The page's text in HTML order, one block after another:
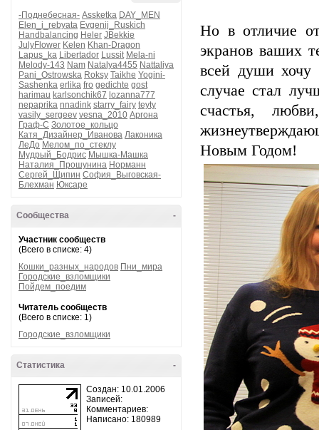
-Поднебесная- Assketka DAY_MEN
Elen_i_rebyata Evgenij_Ruskich
Handbalancing Heler JBekkie
JulyFlower Kelen Khan-Dragon
Lapus_ka Libertador Lussit Mela-ni
Melody-143 Nam Natalya4455 Nattaliya
Pani_Ostrowska Roksy Taikhe Yogini-
Sashenka erlika fro gedichte gost
harimau karlsonchik67 lozanna777
nepaprika nnadink starry_fairy teyty
vasily_sergeev vesna_2010 Аргона
Граф-С Золотое_кольцо
Катя_Дизайнер_Иванова Лаконика
ЛеДо Мелом_по_стеклу
Мудрый_Бодрис Мышка-Машка
Наталия_Прошунина Норманн
Сергей_Щипин София_Выговская-
Блехман Юксаре
-
Сообщества
Участник сообществ
(Всего в списке: 4)
Кошки_разных_народов Пни_мира
Городские_взломщики
Пойдем_поедим
Читатель сообществ
(Всего в списке: 1)
Городские_взломщики
-
Статистика
Создан: 10.01.2006
Записей:
Комментариев:
Написано: 180989
Но в отличие
экранов ваших
всей души
случае стал
счастья,
Новым Годом!